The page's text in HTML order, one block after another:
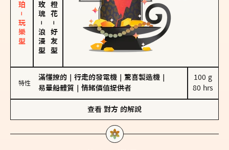
－
浪漫型
－
好友型
特性
滿懂撩的 行走的發電機 驚喜製造機
易暈船體質
情緒價值提供者
100 g
80 hrs
查看 對方 的解說